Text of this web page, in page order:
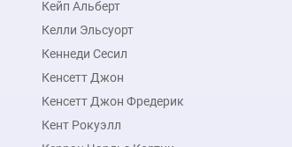
Кейп Альберт
Келли Эльсуорт
Кеннеди Сесил
Кенсетт Джон
Кенсетт Джон Фредерик
Кент Рокуэлл